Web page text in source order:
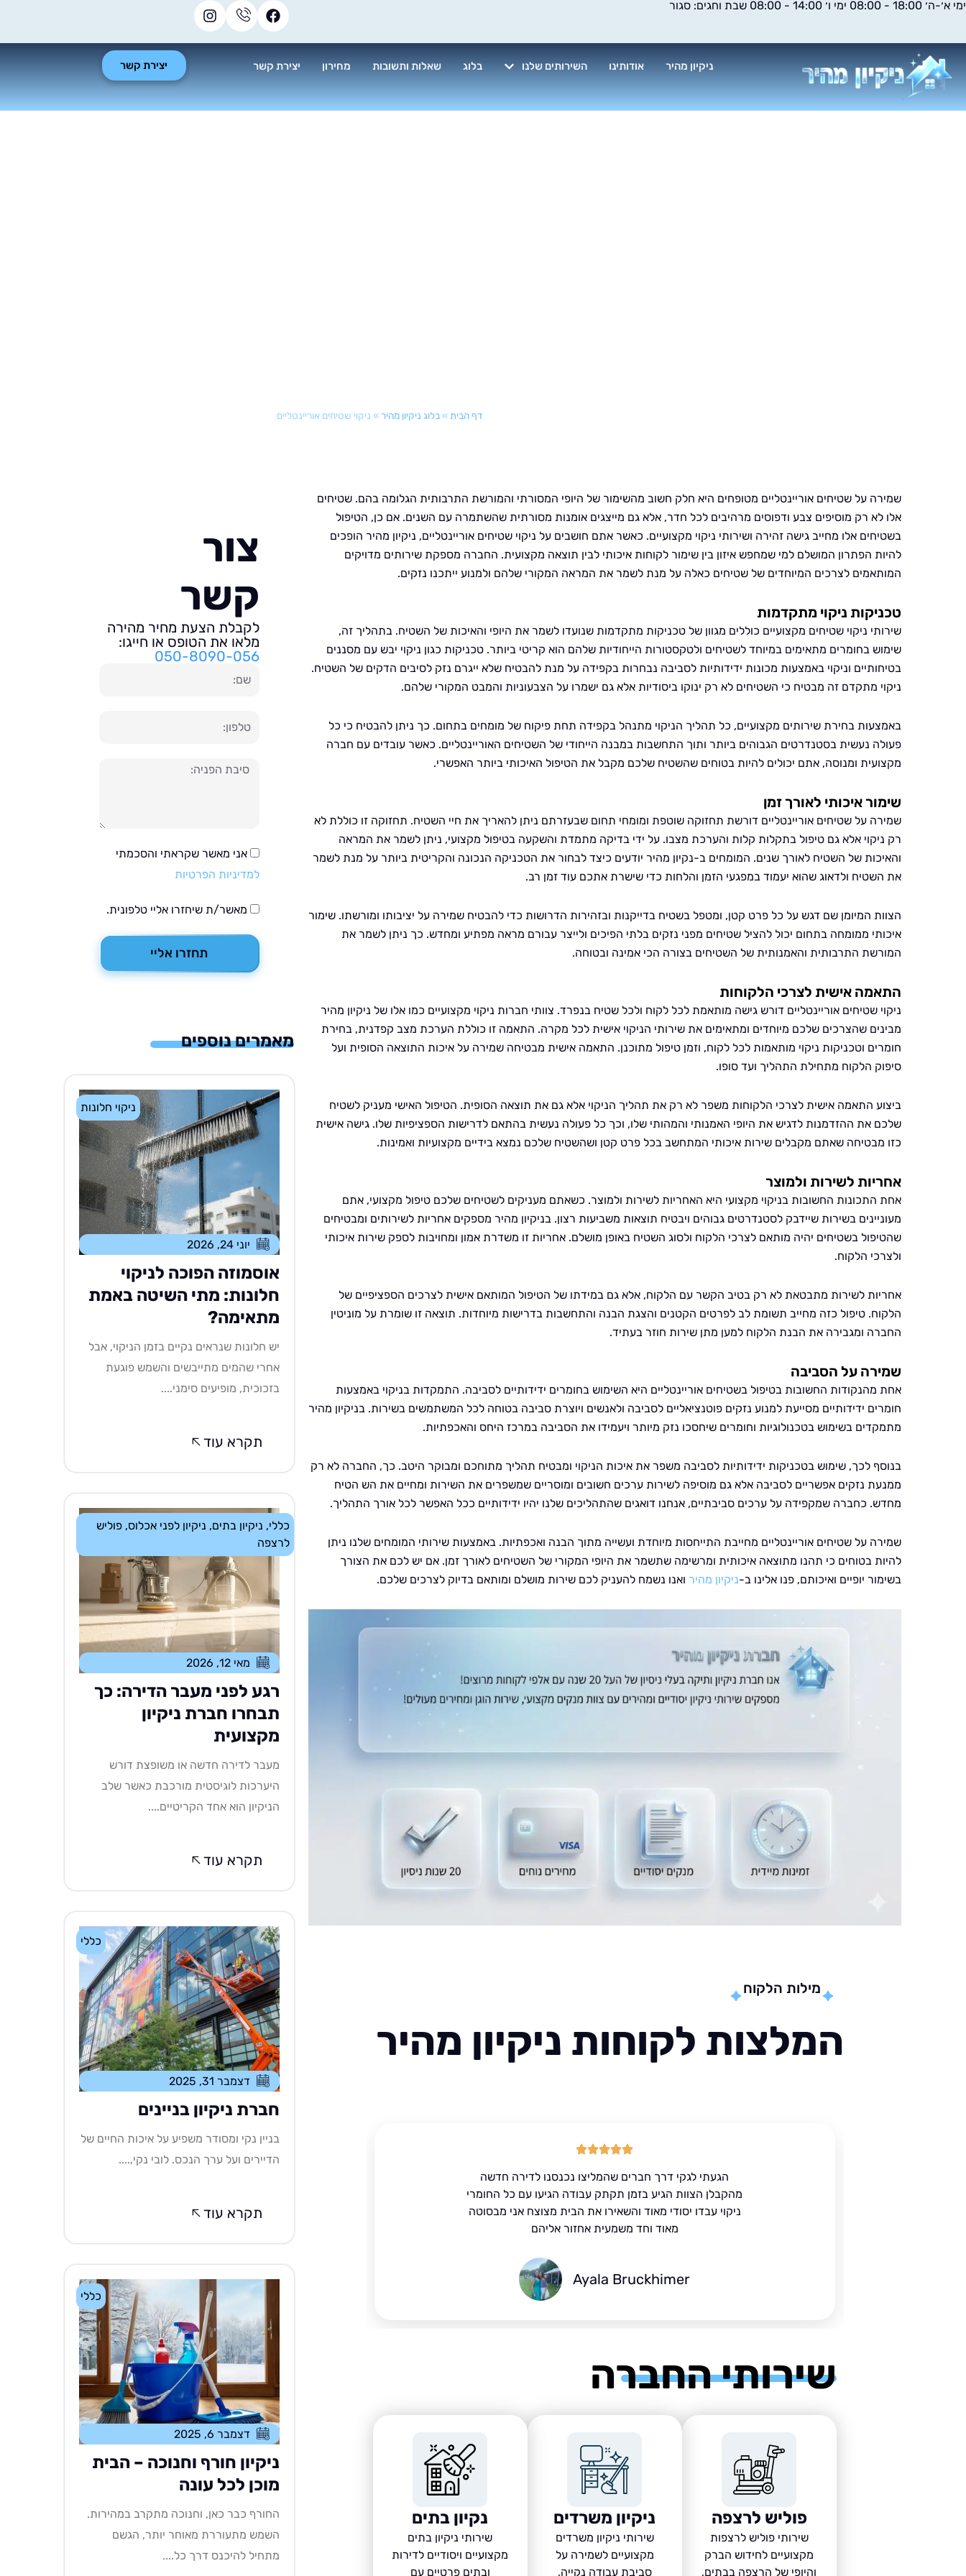
דילוג
ימי א׳-ה׳ 18:00 - 08:00 ימי ו׳ 14:00 - 08:00 שבת וחגים: סגור
ניקיון מהיר אודותינו השירותים שלנו בלוג שאלות ותשובות מחירון יצירת קשר יצירת קשר
דף הבית »בלוג ניקיון מהיר» ניקוי שטיחים אוריינטליים
שמירה על שטיחים אוריינטליים מטופחים היא חלק חשוב מהשימור של היופי המסורתי והמורשת התרבותית הגלומה בהם. שטיחים
אלו לא רק מוסיפים צבע ודפוסים מרהיבים לכל חדר, אלא גם מייצגים אומנות מסורתית שהשתמרה עם השנים. אם כן, הטיפול
בשטיחים אלו מחייב גישה זהירה ושירותי ניקוי מקצועיים. כאשר אתם חושבים על ניקוי שטיחים אוריינטליים, ניקיון מהיר הופכים
להיות הפתרון המושלם למי שמחפש איזון בין שימור לקוחות איכותי לבין תוצאה מקצועית. החברה מספקת שירותים מדויקים
המותאמים לצרכים המיוחדים של שטיחים כאלה על מנת לשמר את המראה המקורי שלהם ולמנוע ייתכנו נזקים.
טכניקות ניקוי מתקדמות
שירותי ניקוי שטיחים מקצועיים כוללים מגוון של טכניקות מתקדמות שנועדו לשמר את היופי והאיכות של השטיח. בתהליך זה,
שימוש בחומרים מתאימים במיוחד לשטיחים ולטקסטורות הייחודיות שלהם הוא קריטי ביותר. טכניקות כגון ניקוי יבש עם מסננים
בטיחותיים וניקוי באמצעות מכונות ידידותיות לסביבה נבחרות בקפידה על מנת להבטיח שלא ייגרם נזק לסיבים הדקים של השטיח.
ניקוי מתקדם זה מבטיח כי השטיחים לא רק ינוקו ביסודיות אלא גם ישמרו על הצבעוניות והמבט המקורי שלהם.
באמצעות בחירת שירותים מקצועיים, כל תהליך הניקוי מתנהל בקפידה תחת פיקוח של מומחים בתחום. כך ניתן להבטיח כי כל
פעולה נעשית בסטנדרטים הגבוהים ביותר ותוך התחשבות במבנה הייחודי של השטיחים האוריינטליים. כאשר עובדים עם חברה
מקצועית ומנוסה, אתם יכולים להיות בטוחים שהשטיח שלכם מקבל את הטיפול האיכותי ביותר האפשרי.
שימור איכותי לאורך זמן
שמירה על שטיחים אוריינטליים דורשת תחזוקה שוטפת ומומחי תחום שבעזרתם ניתן להאריך את חיי השטיח. תחזוקה זו כוללת לא
רק ניקוי אלא גם טיפול בתקלות קלות והערכת מצבו. על ידי בדיקה מתמדת והשקעה בטיפול מקצועי, ניתן לשמר את המראה
והאיכות של השטיח לאורך שנים. המומחים ב-נקיון מהיר יודעים כיצד לבחור את הטכניקה הנכונה והקריטית ביותר על מנת לשמר
את השטיח ולדאוג שהוא יעמוד במפגעי הזמן והלחות כדי שישרת אתכם עוד זמן רב.
הצוות המיומן שם דגש על כל פרט קטן, ומטפל בשטיח בדייקנות ובזהירות הדרושות כדי להבטיח שמירה על יציבותו ומורשתו. שימור
איכותי ממומחה בתחום יכול להציל שטיחים מפני נזקים בלתי הפיכים ולייצר עבורם מראה מפתיע ומחדש. כך ניתן לשמר את
המורשת התרבותית והאמנותית של השטיחים בצורה הכי אמינה ובטוחה.
התאמה אישית לצרכי הלקוחות
ניקוי שטיחים אוריינטליים דורש גישה מותאמת לכל לקוח ולכל שטיח בנפרד. צוותי חברות ניקוי מקצועיים כמו אלו של ניקיון מהיר
מבינים שהצרכים שלכם מיוחדים ומתאימים את שירותי הניקוי אישית לכל מקרה. התאמה זו כוללת הערכת מצב קפדנית, בחירת
חומרים וטכניקות ניקוי מותאמות לכל לקוח, וזמן טיפול מתוכנן. התאמה אישית מבטיחה שמירה על איכות התוצאה הסופית ועל
סיפוק הלקוח מתחילת התהליך ועד סופו.
ביצוע התאמה אישית לצרכי הלקוחות משפר לא רק את תהליך הניקוי אלא גם את תוצאה הסופית. הטיפול האישי מעניק לשטיח
שלכם את ההזדמנות לדגיש את היופי האמנותי והמהותי שלו, וכך כל פעולה נעשית בהתאם לדרישות הספציפיות שלו. גישה אישית
כזו מבטיחה שאתם מקבלים שירות איכותי המתחשב בכל פרט קטן ושהשטיח שלכם נמצא בידיים מקצועיות ואמינות.
אחריות לשירות ולמוצר
אחת התכונות החשובות בניקוי מקצועי היא האחריות לשירות ולמוצר. כשאתם מעניקים לשטיחים שלכם טיפול מקצועי, אתם
מעוניינים בשירות שיידבק לסטנדרטים גבוהים ויבטיח תוצאות משביעות רצון. בניקיון מהיר מספקים אחריות לשירותים ומבטיחים
שהטיפול בשטיחים יהיה מותאם לצרכי הלקוח ולסוג השטיח באופן מושלם. אחריות זו משדרת אמון ומחויבות לספק שירות איכותי
ולצרכי הלקוח.
אחריות לשירות מתבטאת לא רק בטיב הקשר עם הלקוח, אלא גם במידתו של הטיפול המותאם אישית לצרכים הספציפיים של
הלקוח. טיפול כזה מחייב תשומת לב לפרטים הקטנים והצגת הבנה והתחשבות בדרישות מיוחדות. תוצאה זו שומרת על מוניטין
החברה ומגבירה את הבנת הלקוח למען מתן שירות חוזר בעתיד.
שמירה על הסביבה
אחת מהנקודות החשובות בטיפול בשטיחים אוריינטליים היא השימוש בחומרים ידידותיים לסביבה. התמקדות בניקוי באמצעות
חומרים ידידותיים מסייעת למנוע נזקים פוטנציאליים לסביבה ולאנשים ויוצרת סביבה בטוחה לכל המשתמשים בשירות. בניקיון מהיר
מתמקדים בשימוש בטכנולוגיות וחומרים שיחסכו נזק מיותר ויעמידו את הסביבה במרכז היחס והאכפתיות.
בנוסף לכך, שימוש בטכניקות ידידותיות לסביבה משפר את איכות הניקוי ומבטיח תהליך מתוחכם ומבוקר היטב. כך, החברה לא רק
ממנעת נזקים אפשריים לסביבה אלא גם מוסיפה לשירות ערכים חשובים ומוסריים שמשפרים את השירות ומחיים את הש הטיח
מחדש. כחברה שמקפידה על ערכים סביבתיים, אנחנו דואגים שהתהליכים שלנו יהיו ידידותיים ככל האפשר לכל אורך התהליך.
שמירה על שטיחים אוריינטליים מחייבת התייחסות מיוחדת ועשייה מתוך הבנה ואכפתיות. באמצעות שירותי המומחים שלנו ניתן
להיות בטוחים כי תהנו מתוצאה איכותית ומרשימה שתשמר את היופי המקורי של השטיחים לאורך זמן. אם יש לכם את הצורך
בשימור יופיים ואיכותם, פנו אלינו ב-ניקיון מהיר ואנו נשמח להעניק לכם שירות מושלם ומותאם בדיוק לצרכים שלכם.
מילות הלקוח
המלצות לקוחות ניקיון מהיר
הגעתי לגקי דרך חברים שהמליצו נכנסנו לדירה חדשה
מהקבלן הצוות הגיע בזמן תקתק עבודה הגיעו עם כל החומרי
ניקוי עבדו יסודי מאוד והשאירו את הבית מצוצח אני מבסוטה
מאוד וחד משמעית אחזור אליהם
Ayala Bruckhimer
שירותי החברה
פוליש לרצפה
שירותי פוליש לרצפות
מקצועיים לחידוש הברק
והיופי של הרצפה בבתים,
ניקיון משרדים
שירותי ניקיון משרדים
מקצועיים לשמירה על
סביבת עבודה נקייה,
נקיון בתים
שירותי ניקיון בתים
מקצועיים ויסודיים לדירות
ובתים פרטיים עם
צור
קשר
לקבלת הצעת מחיר מהירה
מלאו את הטופס או חייגו:
050-8090-056
טלפון
הודעה
אני מאשר שקראתי והסכמתי
למדיניות הפרטיות
מאשר/ת שיחזרו אליי טלפונית.
תחזרו אליי
מאמרים נוספים
ניקוי חלונות
יוני 24, 2026
אוסמוזה הפוכה לניקוי
חלונות: מתי השיטה באמת
מתאימה?
יש חלונות שנראים נקיים בזמן הניקוי, אבל
אחרי שהמים מתייבשים והשמש פוגעת
בזכוכית, מופיעים סימני....
תקרא עוד
כללי, ניקיון בתים, ניקיון לפני אכלוס,פוליש
לרצפה
מאי 12, 2026
רגע לפני מעבר הדירה: כך
תבחרו חברת ניקיון
מקצועית
מעבר לדירה חדשה או משופצת דורש
היערכות לוגיסטית מורכבת כאשר שלב
הניקיון הוא אחד הקריטיים....
תקרא עוד
כללי
דצמבר 31, 2025
חברת ניקיון בניינים
בניין נקי ומסודר משפיע על איכות החיים של
הדיירים ועל ערך הנכס. לובי נקי,....
תקרא עוד
כללי
דצמבר 6, 2025
ניקיון חורף וחנוכה – הבית
מוכן לכל עונה
החורף כבר כאן, וחנוכה מתקרב במהירות.
השמש מתעוררת מאוחר יותר, הגשם
מתחיל להיכנס דרך כל....